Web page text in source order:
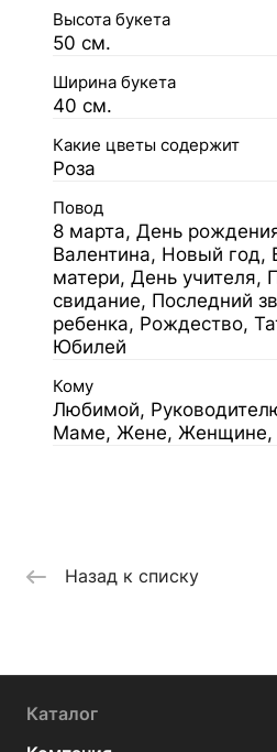
Высота букета
50 см.
Ширина букета
40 см.
Какие цветы содержит
Роза
Повод
8 марта, День
Валентина, Новый год,
матери, День учителя,
свидание, Последний
ребенка, Рождество,
Юбилей
Кому
Любимой,
Маме, Жене, Женщине,
Назад к списку
Каталог